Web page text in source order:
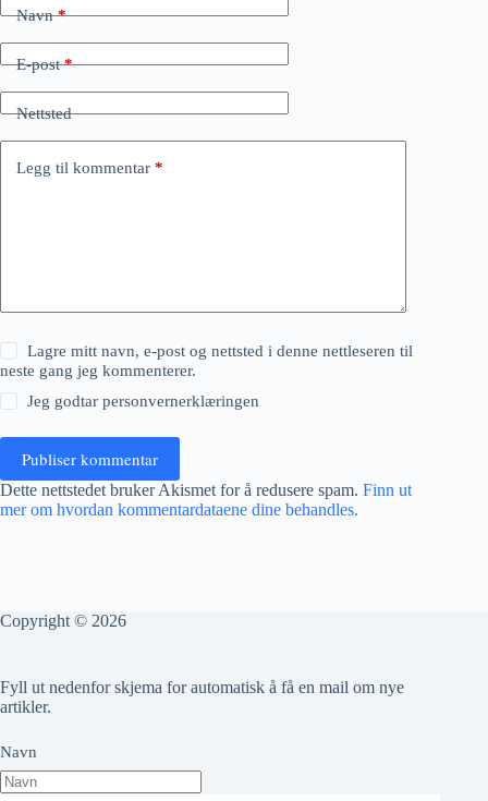
Navn*
E-post*
Nettsted
Legg til kommentar *
Lagre mitt navn, e-post og nettsted i denne nettleseren til
neste gang jeg kommenterer.
Jeg godtarpersonvernerklæringen
Publiser kommentar
Dette nettstedet bruker Akismet for å redusere spam. Finn ut
mer om hvordan kommentardataene dine behandles.
Copyright © 2026
Fyll ut nedenfor skjema for automatisk å få en mail om nye
artikler.
Navn